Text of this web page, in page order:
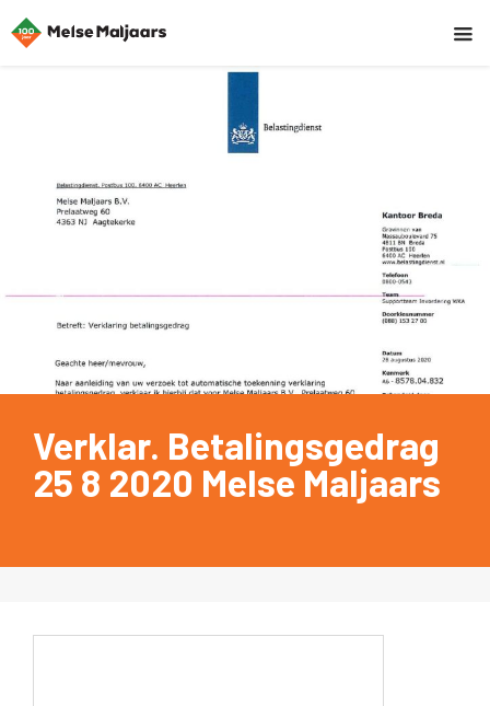
Verklar. Betalingsgedrag
25 8 2020 Melse Maljaars